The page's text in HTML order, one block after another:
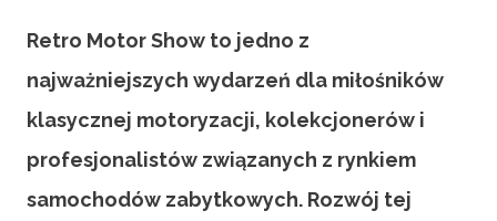
Retro Motor Show to jedno z
najważniejszych wydarzeń dla miłośników
klasycznej motoryzacji, kolekcjonerów i
profesjonalistów związanych z rynkiem
samochodów zabytkowych. Rozwój tej